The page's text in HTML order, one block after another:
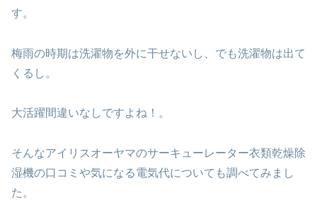
す。
梅雨の時期は洗濯物を外に干せないし、でも洗濯物は出て
くるし。
大活躍間違いなしですよね！。
そんなアイリスオーヤマのサーキューレーター衣類乾燥除
湿機の口コミや気になる電気代についても調べてみまし
た。